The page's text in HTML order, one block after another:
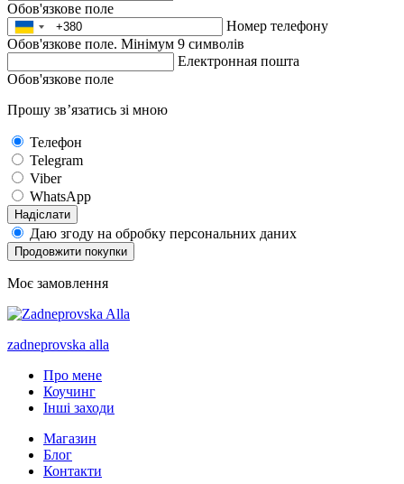
Обов'язкове поле
Номер телефону
Обов'язкове поле. Мінімум 9 символів
Електронная пошта
Обов'язкове поле
Прошу зв’язатись зі мною
Телефон
Telegram
Viber
WhatsApp
Надіслати
Даю згоду на обробку персональних даних
Продовжити покупки
Моє замовлення
zadneprovska alla
Про мене
Коучинг
Інші заходи
Магазин
Блог
Контакти